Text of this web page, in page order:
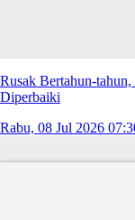
Rusak Bertahun-
Diperbaiki
Rabu, 08 Jul 2026